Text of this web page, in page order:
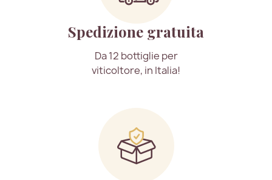
Spedizione gratuita
Da 12 bottiglie per
viticoltore, in Italia!